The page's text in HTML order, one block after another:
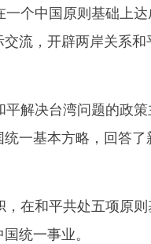
中国原则基础上达
流，开辟两岸关系
决台湾问题的政策
一基本方略，回答
和平共处五项原则
统一事业。